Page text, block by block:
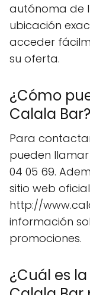
autónoma de
ubicación
acceder
su oferta.
¿Cómo
Calala Bar?
Para
pueden
04 05 69.
sitio web
http://
información
promociones.
¿Cuál es